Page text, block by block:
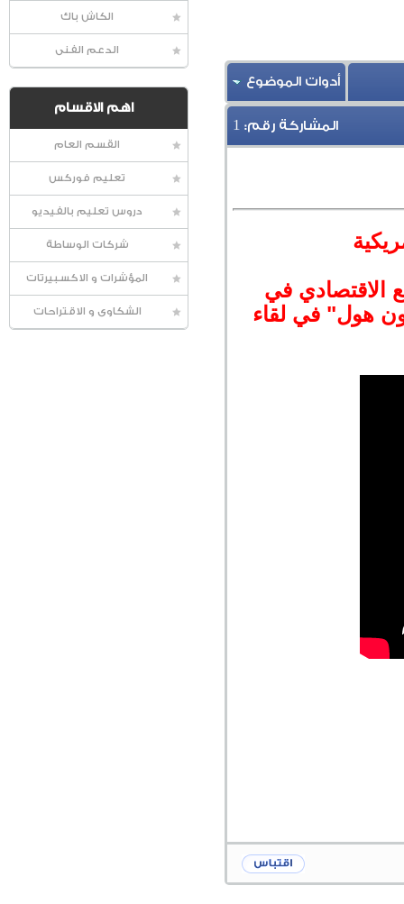
الكاش باك
الدعم الفنى
اهم الاقسام
القسم العام
تعليم فوركس
دروس تعليم بالفيديو
شركات الوساطة
المؤشرات و الاكسبيرتات
الشكاوى و الاقتراحات
أدوات الموضوع
المشاركة رقم: 1
الاقتصادي في
هول" في لقاء